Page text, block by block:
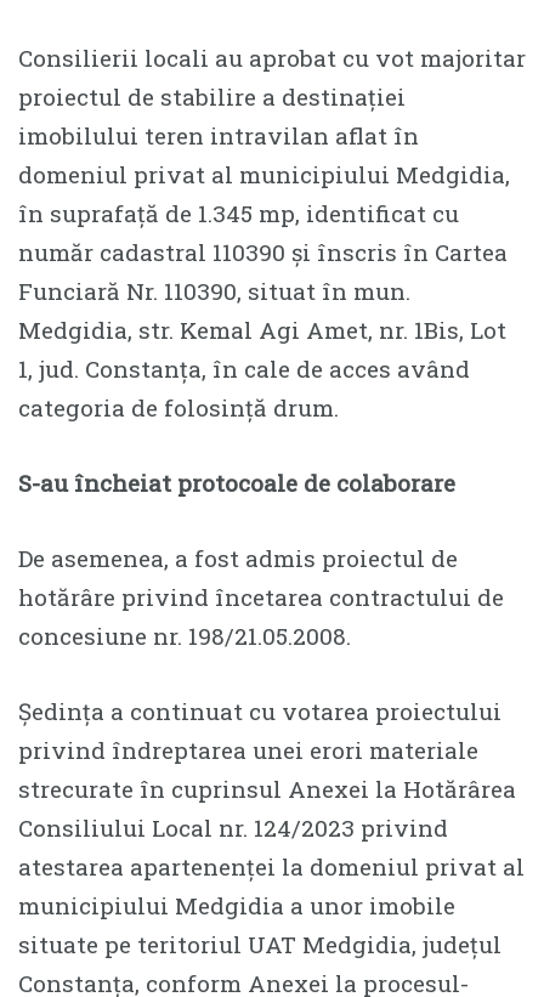
Consilierii locali au aprobat cu vot majoritar
proiectul de stabilire a destinației
imobilului teren intravilan aflat în
domeniul privat al municipiului Medgidia,
în suprafață de 1.345 mp, identificat cu
număr cadastral 110390 și înscris în Cartea
Funciară Nr. 110390, situat în mun.
Medgidia, str. Kemal Agi Amet, nr. 1Bis, Lot
1, jud. Constanța, în cale de acces având
categoria de folosință drum.
S-au încheiat protocoale de colaborare
De asemenea, a fost admis proiectul de
hotărâre privind încetarea contractului de
concesiune nr. 198/21.05.2008.
Ședința a continuat cu votarea proiectului
privind îndreptarea unei erori materiale
strecurate în cuprinsul Anexei la Hotărârea
Consiliului Local nr. 124/2023 privind
atestarea apartenenței la domeniul privat al
municipiului Medgidia a unor imobile
situate pe teritoriul UAT Medgidia, județul
Constanța, conform Anexei la procesul-